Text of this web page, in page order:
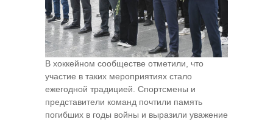
В хоккейном сообществе отметили, что
участие в таких мероприятиях стало
ежегодной традицией. Спортсмены и
представители команд почтили память
погибших в годы войны и выразили уважение